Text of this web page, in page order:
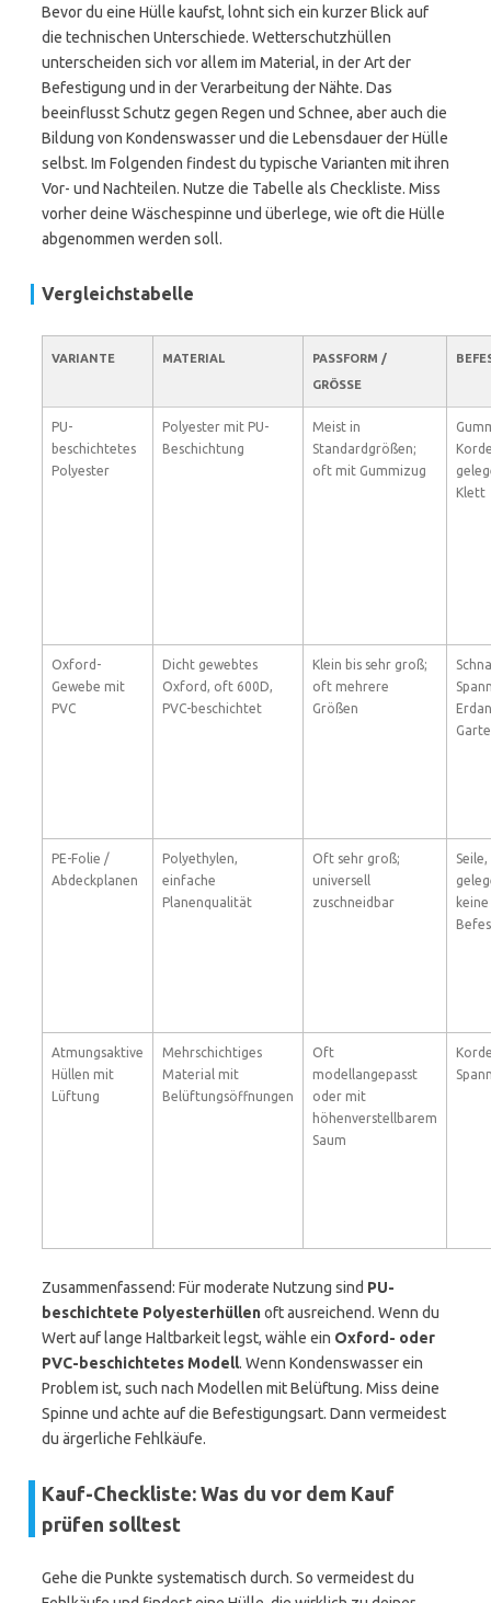
Bevor du eine Hülle kaufst, lohnt sich ein kurzer Blick auf
die technischen Unterschiede. Wetterschutzhüllen
unterscheiden sich vor allem im Material, in der Art der
Befestigung und in der Verarbeitung der Nähte. Das
beeinflusst Schutz gegen Regen und Schnee, aber auch die
Bildung von Kondenswasser und die Lebensdauer der Hülle
selbst. Im Folgenden findest du typische Varianten mit ihren
Vor- und Nachteilen. Nutze die Tabelle als Checkliste. Miss
vorher deine Wäschespinne und überlege, wie oft die Hülle
abgenommen werden soll.
Vergleichstabelle
VARIANTE MATERIAL
PASSFORM /
GRÖSSE
PU-
beschichtetes
Polyester
Polyester mit PU-
Beschichtung
Meist in
Standardgrößen;
oft mit Gummizug
Klett
Oxford-
Gewebe mit
PVC
Dicht gewebtes
Oxford, oft 600D,
PVC-beschichtet
Klein bis sehr groß;
oft mehrere
Größen
PE-Folie /
Abdeckplanen
Polyethylen,
einfache
Planenqualität
Oft sehr groß;
universell
zuschneidbar
Atmungsaktive
Hüllen mit
Lüftung
Mehrschichtiges
Material mit
Belüftungsöffnungen
Oft
modellangepasst
oder mit
höhenverstellbarem
Saum
Zusammenfassend: Für moderate Nutzung sind PU-
beschichtete Polyesterhüllenoft ausreichend. Wenn du
Wert auf lange Haltbarkeit legst, wähle ein Oxford- oder
PVC-beschichtetes Modell. Wenn Kondenswasser ein
Problem ist, such nach Modellen mit Belüftung. Miss deine
Spinne und achte auf die Befestigungsart. Dann vermeidest
du ärgerliche Fehlkäufe.
Kauf-Checkliste: Was du vor dem Kauf
prüfen solltest
Gehe die Punkte systematisch durch. So vermeidest du